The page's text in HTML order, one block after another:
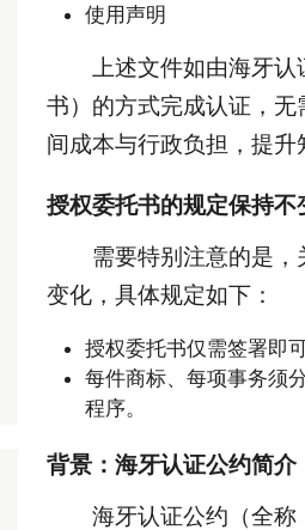
使用声明
上述文件如由海牙
书）的方式完成认证，
间成本与行政负担，提升
授权委托书的规定保持不
需要特别注意的是
变化，具体规定如下：
授权委托书仅需签署即
每件商标、每项事务须
程序。
背景：海牙认证公约简介
海牙认证公约（全